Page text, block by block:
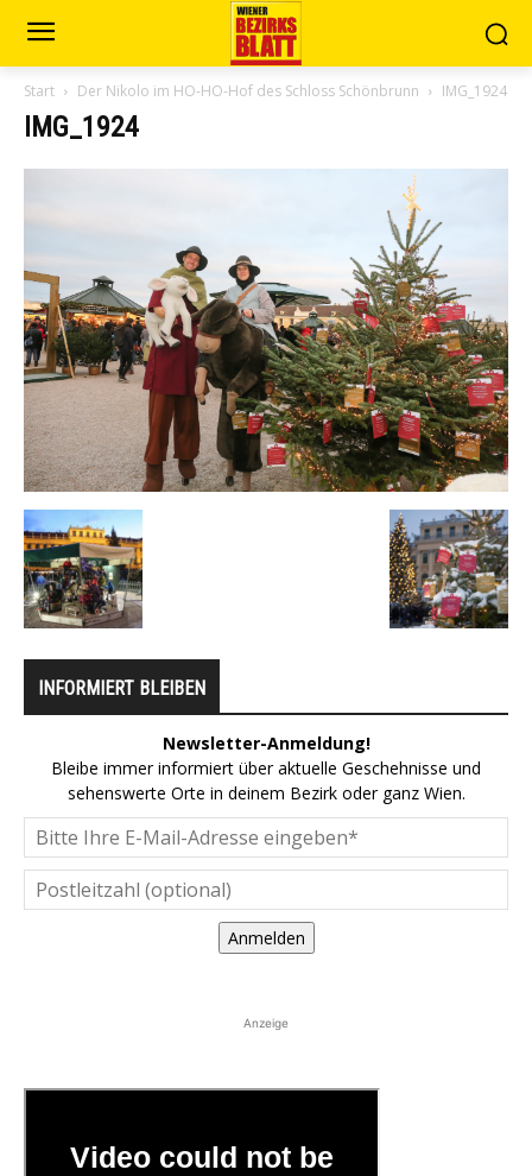
Start Der Nikolo im HO-HO-Hof des Schloss Schönbrunn IMG_1924
IMG_1924
INFORMIERT BLEIBEN
Newsletter-Anmeldung!
Bleibe immer informiert über aktuelle Geschehnisse und
sehenswerte Orte in deinem Bezirk oder ganz Wien.
Anmelden
Anzeige